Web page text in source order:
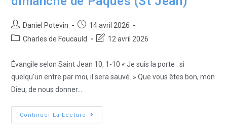
Daniel Potevin
14 avril 2026
Charles de Foucauld
12 avril 2026
Évangile selon Saint Jean 10, 1-10 « Je suis la porte : si
quelqu'un entre par moi, il sera sauvé. » Que vous êtes bon, mon
Dieu, de nous donner…
Continuer La Lecture